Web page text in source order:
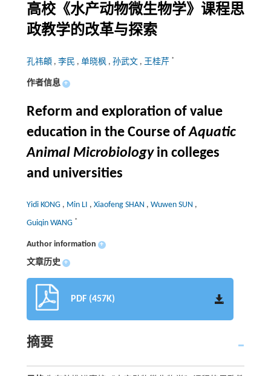
高校《水产动物微生物学》课程思
政教学的改革与探索
孔祎頔 , 李民 , 单晓枫 , 孙武文 , 王桂芹 *
作者信息 +
Reform and exploration of value
education in the Course ofAquatic
Animal Microbiologyin colleges
and universities
Yidi KONG , Min LI , Xiaofeng SHAN , Wuwen SUN ,
Guiqin WANG *
Author information +
文章历史 +
PDF (457K)
摘要